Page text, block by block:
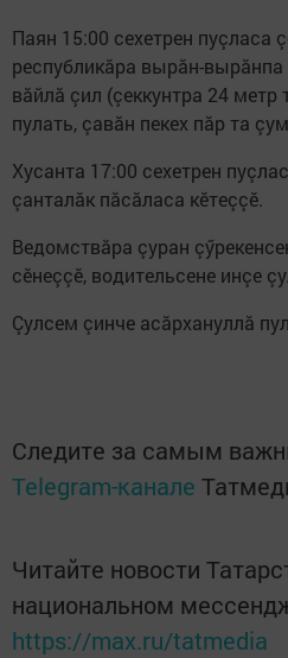
Паян 15:00 сехетрен пуçласа
республикӑра вырӑн-
вӑйлӑ çил (çеккунтра 24 метр
пулать, çавӑн пекех пӑр та
Хусанта 17:00 сехетрен
çанталăк пăсăласа кӗтеççӗ.
Ведомствӑра çуран
сĕнеççĕ, водительсене инçе
Çулсем çинче асăрхануллă
Следите за самым
Telegram-канале
Читайте новости
национальном
https://max.ru/tatmedia